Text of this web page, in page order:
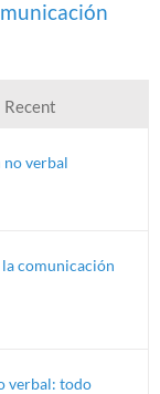
Recent
verbal
la comunicación
verbal: todo